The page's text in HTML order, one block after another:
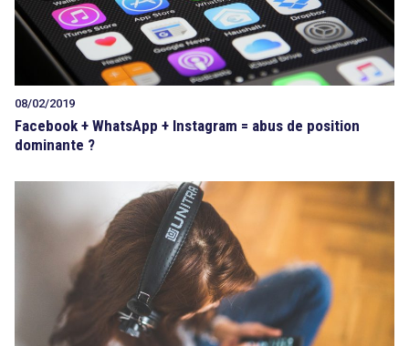
08/02/2019
Facebook + WhatsApp + Instagram = abus de position
dominante ?